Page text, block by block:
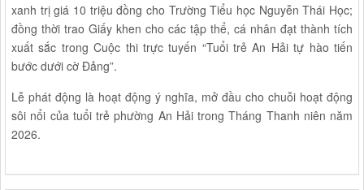
xanh trị giá 10 triệu đồng cho Trường Tiểu học Nguyễn Thái Học;
đồng thời trao Giấy khen cho các tập thể, cá nhân đạt thành tích
xuất sắc trong Cuộc thi trực tuyến “Tuổi trẻ An Hải tự hào tiến
bước dưới cờ Đảng”.
Lễ phát động là hoạt động ý nghĩa, mở đầu cho chuỗi hoạt động
sôi nổi của tuổi trẻ phường An Hải trong Tháng Thanh niên năm
2026.